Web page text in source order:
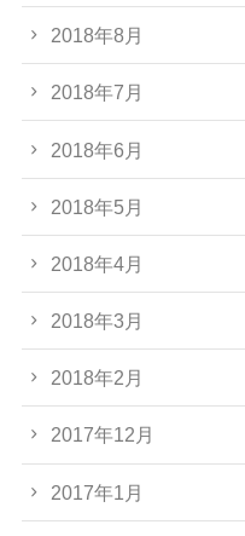
2018年8月
2018年7月
2018年6月
2018年5月
2018年4月
2018年3月
2018年2月
2017年12月
2017年1月